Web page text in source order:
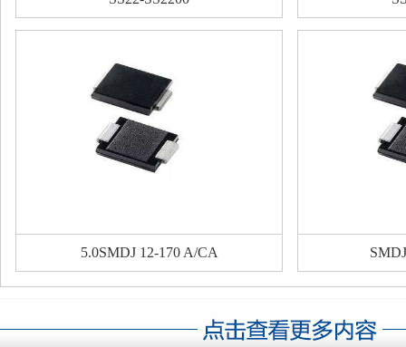
5.0SMDJ 12-170 A/CA